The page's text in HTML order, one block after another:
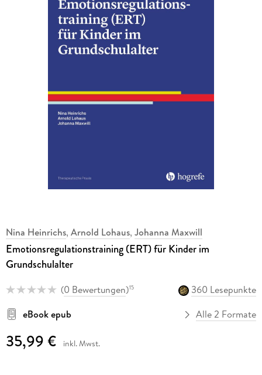
Nina Heinrichs, Arnold Lohaus, Johanna Maxwill
Emotionsregulationstraining (ERT) für Kinder im
Grundschulalter
(0 Bewertungen)15
360 Lesepunkte
eBook epub
Alle 2 Formate
35,99 € inkl. Mwst.